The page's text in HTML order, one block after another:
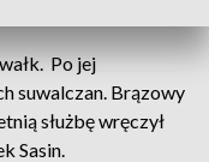
Po jej
suwalczan. Brązowy
służbę wręczył
Sasin.